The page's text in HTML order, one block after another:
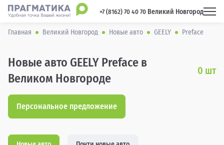
+7 (8162) 70 40 70 Великий Новгород
Главная Великий Новгород Новые авто GEELY Preface
Новые авто GEELY Preface в
Великом Новгороде
0 шт
Персональное предложение